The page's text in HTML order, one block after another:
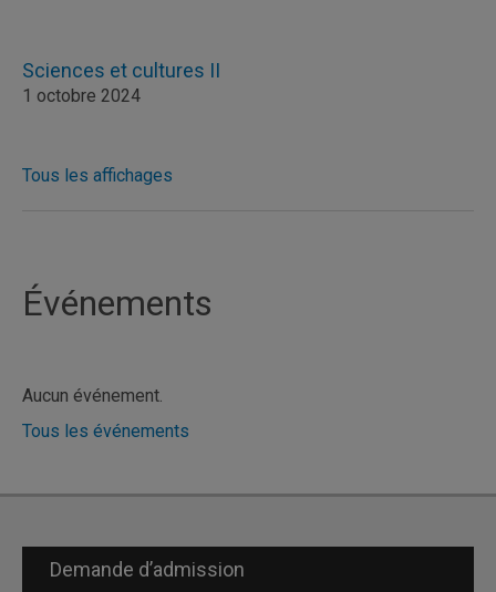
Sciences et cultures II
1 octobre 2024
Tous les affichages
Événements
Aucun événement.
Tous les événements
Demande d’admission